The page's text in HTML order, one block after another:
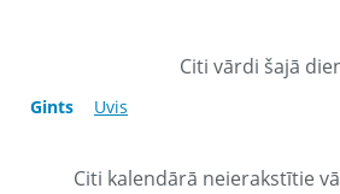
Citi vārdi šajā
Gints Uvis
Citi kalendārā neierakstītie